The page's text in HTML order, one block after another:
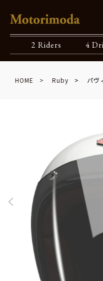
2 Riders 4
HOME Ruby パヴ